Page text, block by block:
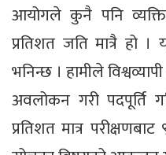
आयोगले कुनै पनि
प्रतिशत जति मात्रै हो
भनिन्छ । हामीले
अवलोकन गरी पदपूर्ति
प्रतिशत मात्र